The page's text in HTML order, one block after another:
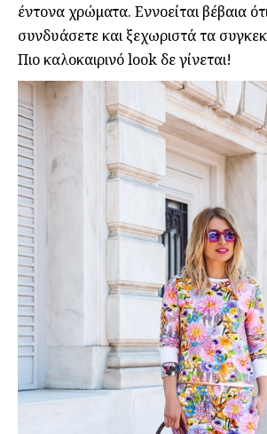
έντονα χρώματα. Εννοείται βέβαια
συνδυάσετε και ξεχωριστά τα
Πιο καλοκαιρινό look δε γίνεται!